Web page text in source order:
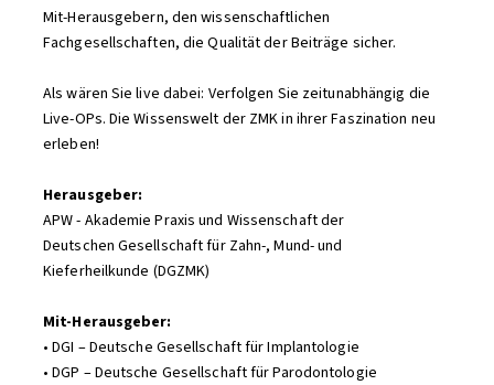
Mit-Herausgebern, den wissenschaftlichen
Fachgesellschaften, die Qualität der Beiträge sicher.
Als wären Sie live dabei: Verfolgen Sie zeitunabhängig die
Live-OPs. Die Wissenswelt der ZMK in ihrer Faszination neu
erleben!
Herausgeber:
APW - Akademie Praxis und Wissenschaft der
Deutschen Gesellschaft für Zahn-, Mund- und
Kieferheilkunde (DGZMK)
Mit-Herausgeber:
• DGI – Deutsche Gesellschaft für Implantologie
• DGP – Deutsche Gesellschaft für Parodontologie